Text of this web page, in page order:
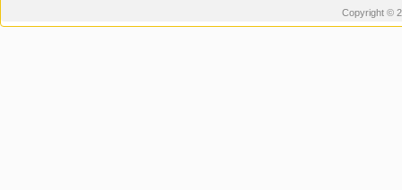
Copyright ©